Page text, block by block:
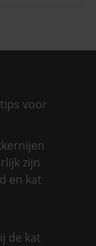
voor
zijn
en kat
de kat